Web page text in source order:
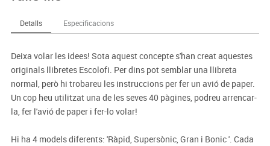
Detalls Especificacions
Deixa volar les idees! Sota aquest concepte s'han creat aquestes
originals llibretes Escolofi. Per dins pot semblar una llibreta
normal, però hi trobareu les instruccions per fer un avió de paper.
Un cop heu utilitzat una de les seves 40 pàgines, podreu arrencar-
la, fer l'avió de paper i fer-lo volar!
Hi ha 4 models diferents: 'Ràpid, Supersònic, Gran i Bonic '. Cada